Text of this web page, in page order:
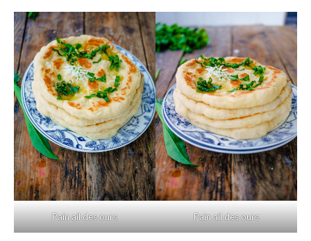
Pain ail des ours Pain ail des ours